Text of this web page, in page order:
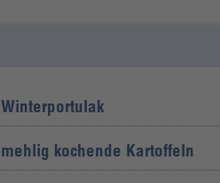
Winterportulak
mehlig kochende Kartoffeln